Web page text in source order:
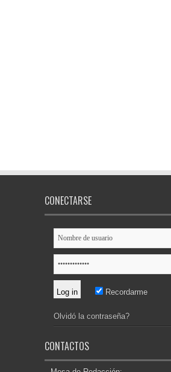
CONECTARSE
Recordarme
Olvidó la contraseña?
CONTACTOS